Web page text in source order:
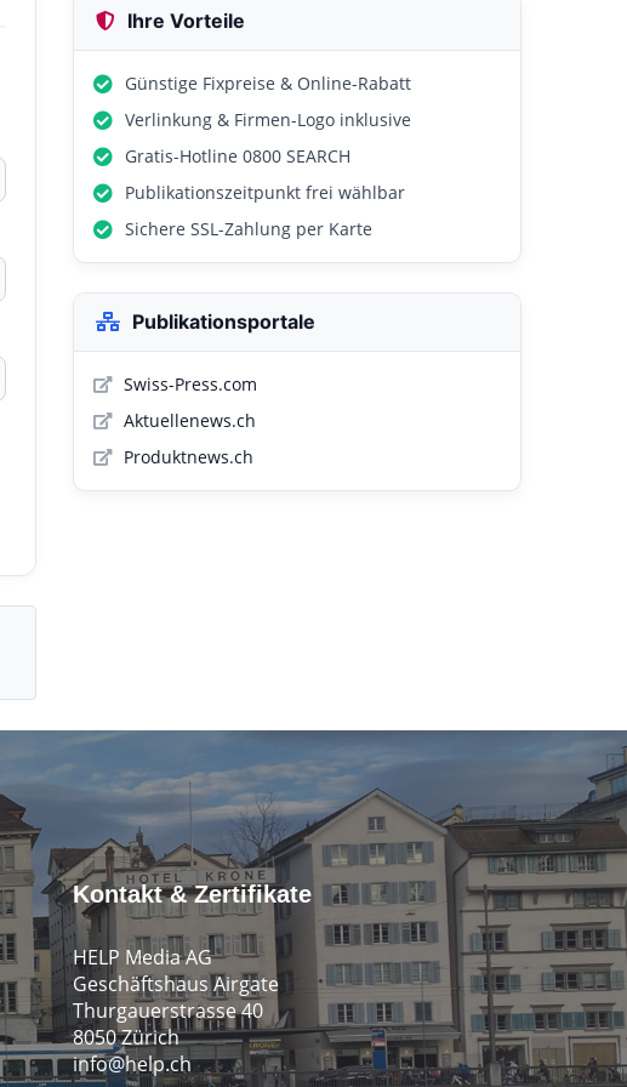
Ihre Vorteile
Günstige Fixpreise & Online-Rabatt
Verlinkung & Firmen-Logo inklusive
Gratis-Hotline 0800 SEARCH
Publikationszeitpunkt frei wählbar
Sichere SSL-Zahlung per Karte
Publikationsportale
Swiss-Press.com
Aktuellenews.ch
Produktnews.ch
Kontakt & Zertifikate
HELP Media AG
Geschäftshaus Airgate
Thurgauerstrasse 40
8050 Zürich
info@help.ch